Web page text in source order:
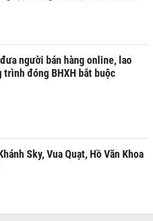
người bán hàng online, lao
trình đóng BHXH bắt buộc
Sky, Vua Quạt, Hồ Văn Khoa